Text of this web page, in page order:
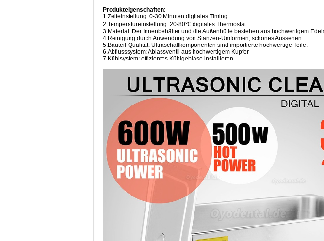
Produkteigenschaften:
1.Zeiteinstellung: 0-30 Minuten digitales Timing
2.Temperatureinstellung: 20-80℃ digitales Thermostat
3.Material: Der Innenbehälter und die Außenhülle bestehen aus hochwertigem
4.Reinigung durch Anwendung von Stanzen-Umformen, schönes Aussehen
5.Bauteil-Qualität: Ultraschallkomponenten sind importierte hochwertige Teile.
6.Abflusssystem: Ablassventil aus hochwertigem Kupfer
7.Kühlsystem: effizientes Kühlgebläse installieren